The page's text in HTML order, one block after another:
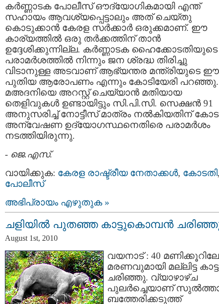
കര്‍ണ്ണാടക പോലീസ്‌ ഔദ്യോഗികമായി എന്ത്
സഹായം ആവശ്യപ്പെട്ടാലും അത് ചെയ്തു
കൊടുക്കാന്‍ കേരള സര്‍ക്കാര്‍ ഒരുക്കമാണ്. ഈ
കാര്യത്തില്‍ ഒരു തര്‍ക്കത്തിന് താന്‍
ഉദ്ദേശിക്കുന്നില്ല. കര്‍ണ്ണാടക ഹൈക്കോടതിയുടെ
പരാമര്‍ശത്തില്‍ നിന്നും ജന ശ്രദ്ധ തിരിച്ചു
വിടാനുള്ള അടവാണ് ആഭ്യന്തര മന്ത്രിയുടെ ഈ
പുതിയ ആരോപണം എന്നും കോടിയേരി പറഞ്ഞു.
മഅദനിയെ അറസ്റ്റ്‌ ചെയ്യാന്‍ മതിയായ
തെളിവുകള്‍ ഉണ്ടായിട്ടും സി.പി.സി. സെക്ഷന്‍ 91
അനുസരിച്ച് നോട്ടീസ്‌ മാത്രം നല്‍കിയതിന്
അന്വേഷണ ഉദ്യോഗസ്ഥനെതിരെ പരാമര്‍ശം
നടത്തിയിരുന്നു.
- ജെ.എസ്.
വായിക്കുക: കേരള രാഷ്ട്രീയ നേതാക്കള്‍, കോടതി
പോലീസ്‌
അഭിപ്രായം എഴുതുക »
ചളിയില്‍ പുതഞ്ഞ കാട്ടുകൊമ്പന്‍
August 1st, 2010
വയനാട് : 40
മരണവുമായി മല്ലിട്ട
ചരിഞ്ഞു. വ്യാഴാഴ്ച
പുലര്‍ച്ചെയാണ്
ബത്തേരിക്കടുത്ത്